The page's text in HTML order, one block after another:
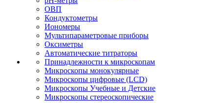
ОВП
Кондуктометры
Иономеры
Мультипараметровые приборы
Оксиметры
Автоматические титраторы
Принадлежности к микроскопам
Микроскопы монокулярные
Микроскопы цифровые (LCD)
Микроскопы Учебные и Детские
Микроскопы стереоскопические